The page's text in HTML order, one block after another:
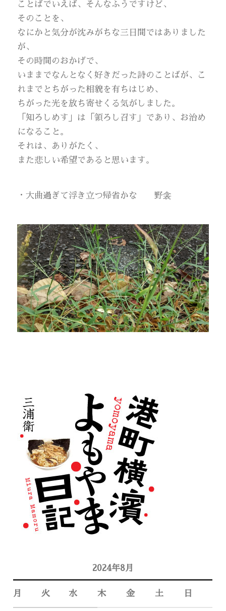
ことばでいえば、そんなふうですけど、
そのことを、
なにかと気分が沈みがちな三日間ではありました
が、
その時間のおかげで、
いままでなんとなく好きだった詩のことばが、こ
れまでとちがった相貌を有ちはじめ、
ちがった光を放ち寄せくる気がしました。
「知ろしめす」は「領ろし召す」であり、お治め
になること。
それは、ありがたく、
また悲しい希望であると思います。
・大曲過ぎて浮き立つ帰省かな 野衾
2024年8月
月 火 水 木 金 土 日